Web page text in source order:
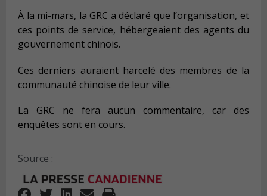
À la mi-mars, la GRC a déclaré que l’organisation, et
ces points de service, hébergeaient des agents du
gouvernement chinois.
Ces derniers auraient harcelé des membres de la
communauté chinoise de leur ville.
La GRC ne fera aucun commentaire, car des
enquêtes sont en cours.
Source :